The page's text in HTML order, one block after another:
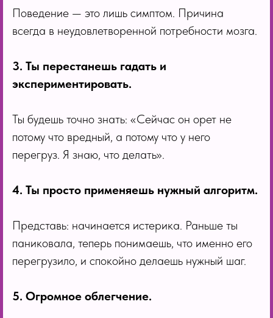
Поведение — это лишь симптом. Причина
всегда в неудовлетворенной потребности мозга.
3. Ты перестанешь гадать и
экспериментировать.
Ты будешь точно знать: «Сейчас он орет не
потому что вредный, а потому что у него
перегруз. Я знаю, что делать».
4. Ты просто применяешь нужный алгоритм.
Представь: начинается истерика. Раньше ты
паниковала, теперь понимаешь, что именно его
перегрузило, и спокойно делаешь нужный шаг.
5. Огромное облегчение.